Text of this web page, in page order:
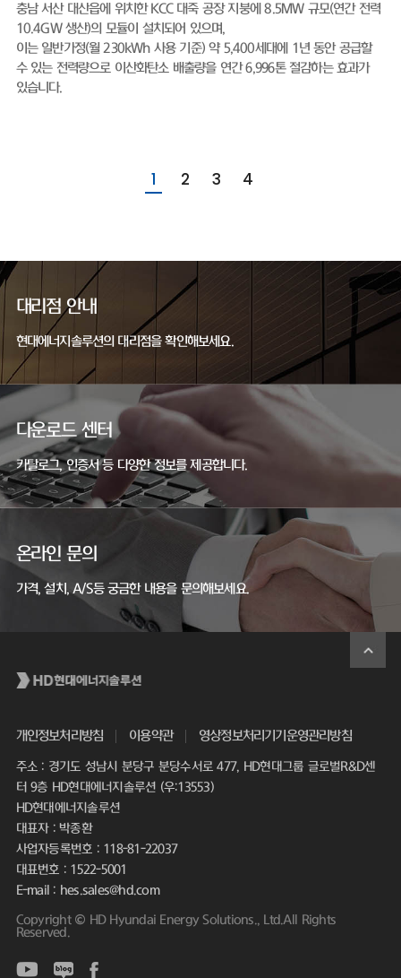
충남 서산 대산읍에 위치한 KCC 대죽 공장 지붕에 8.5MW 규모(연간 전력
10.4GW 생산)의 모듈이 설치되어 있으며,
이는 일반가정(월 230kWh 사용 기준) 약 5,400세대에 1년 동안 공급할
수 있는 전력량으로 이산화탄소 배출량을 연간 6,996톤 절감하는 효과가
있습니다.
1 2 3 4
대리점 안내
현대에너지솔루션의 대리점을 확인해보세요.
다운로드 센터
카탈로그, 인증서 등 다양한 정보를 제공합니다.
온라인 문의
가격, 설치, A/S등 궁금한 내용을 문의해보세요.
개인정보처리방침 이용약관 영상정보처리기기운영관리방침
주소 : 경기도 성남시 분당구 분당수서로 477, HD현대그룹 글로벌R&D센
터 9층 HD현대에너지솔루션 (우:13553)
HD현대에너지솔루션
대표자 : 박종환
사업자등록번호 : 118-81-22037
대표번호 : 1522-5001
E-mail : hes.sales@hd.com
Copyright © HD Hyundai Energy Solutions., Ltd.All Rights
Reserved.